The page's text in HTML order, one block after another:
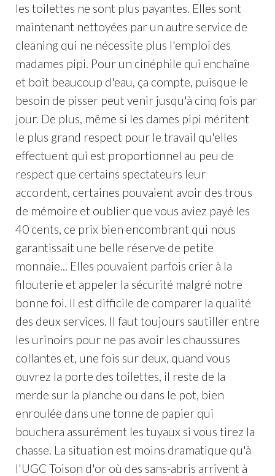
les toilettes ne sont plus payantes. Elles sont
maintenant nettoyées par un autre service de
cleaning qui ne nécessite plus l'emploi des
madames pipi. Pour un cinéphile qui enchaîne
et boit beaucoup d'eau, ça compte, puisque le
besoin de pisser peut venir jusqu'à cinq fois par
jour. De plus, même si les dames pipi méritent
le plus grand respect pour le travail qu'elles
effectuent qui est proportionnel au peu de
respect que certains spectateurs leur
accordent, certaines pouvaient avoir des trous
de mémoire et oublier que vous aviez payé les
40 cents, ce prix bien encombrant qui nous
garantissait une belle réserve de petite
monnaie... Elles pouvaient parfois crier à la
filouterie et appeler la sécurité malgré notre
bonne foi. Il est difficile de comparer la qualité
des deux services. Il faut toujours sautiller entre
les urinoirs pour ne pas avoir les chaussures
collantes et, une fois sur deux, quand vous
ouvrez la porte des toilettes, il reste de la
merde sur la planche ou dans le pot, bien
enroulée dans une tonne de papier qui
bouchera assurément les tuyaux si vous tirez la
chasse. La situation est moins dramatique qu'à
l'UGC Toison d'or où des sans-abris arrivent à